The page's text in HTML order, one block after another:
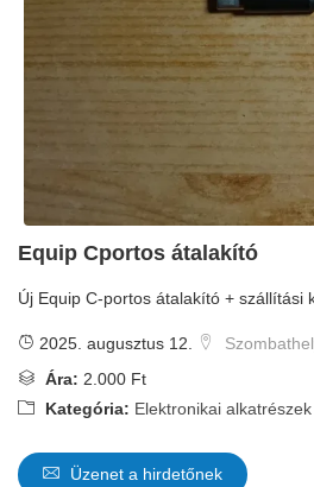
Equip Cportos átalakító
Új Equip C-portos átalakító + szállítási
2025. augusztus 12.
Ára: 2.000 Ft
Kategória: Elektronikai alkatrészek
Üzenet a hirdetőnek